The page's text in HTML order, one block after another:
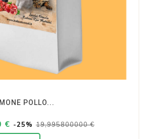
POLLO...
€ -25% 19,995800000 €